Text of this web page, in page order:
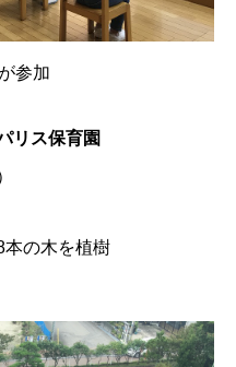
参加
リス保育園
本の木を植樹